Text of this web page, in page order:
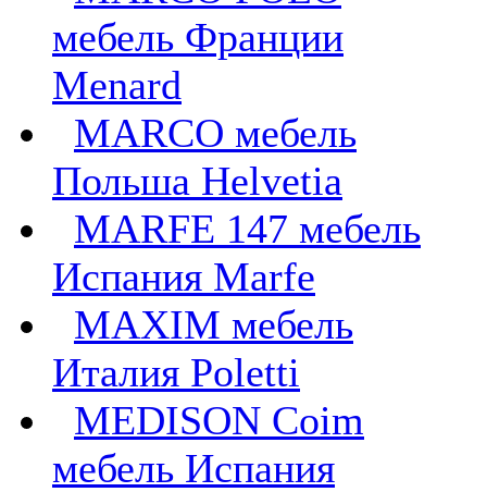
мебель Франции
Menard
MARCO мебель
Польша Helvetia
MARFE 147 мебель
Испания Marfe
MAXIM мебель
Италия Poletti
MEDISON Coim
мебель Испания